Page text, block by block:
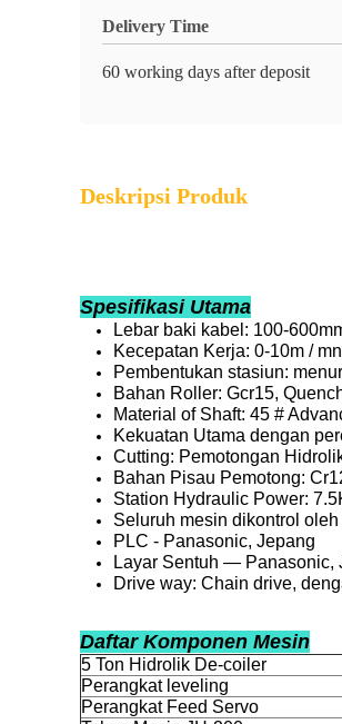
Delivery Time
60 working days after deposit
Deskripsi Produk
Spesifikasi Utama
Lebar baki kabel: 100-
Kecepatan Kerja: 0-10m /
Pembentukan stasiun:
Bahan Roller: Gcr15,
Material of Shaft: 45 #
Kekuatan Utama dengan
Cutting: Pemotongan
Bahan Pisau Pemotong:
Station Hydraulic Power:
Seluruh mesin dikontrol
PLC - Panasonic, Jepang
Layar Sentuh — Panasonic,
Drive way: Chain drive,
Daftar Komponen Mesin
5 Ton Hidrolik De-coiler
Perangkat leveling
Perangkat Feed Servo